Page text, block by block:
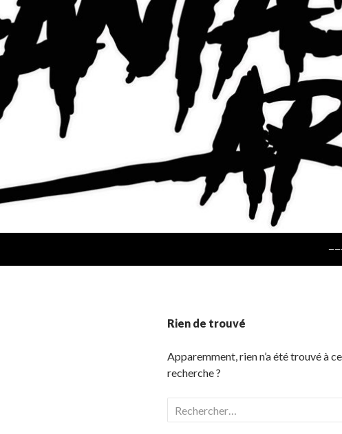
——-
Rien de trouvé
Apparemment, rien n’a été trouvé à
recherche ?
Rechercher :